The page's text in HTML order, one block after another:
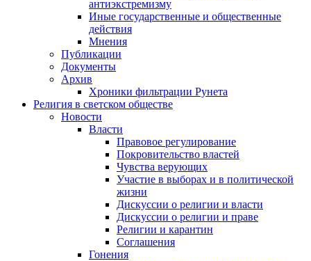
антиэкстремизму
Иные государственные и общественные
действия
Мнения
Публикации
Документы
Архив
Хроники фильтрации Рунета
Религия в светском обществе
Новости
Власти
Правовое регулирование
Покровительство властей
Чувства верующих
Участие в выборах и в политической
жизни
Дискуссии о религии и власти
Дискуссии о религии и праве
Религии и карантин
Соглашения
Гонения